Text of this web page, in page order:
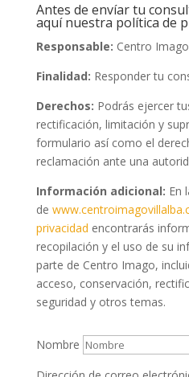
Antes de envíar tu
aquí nuestra política de
Responsable: Centro Imago
Finalidad: Responder tu
Derechos: Podrás ejercer
rectificación, limitación y
formulario así como el
reclamación ante una
Información adicional: En
de
privacidad encontrarás
recopilación y el uso de su
parte de Centro Imago,
acceso, conservación,
seguridad y otros temas.
Nombre